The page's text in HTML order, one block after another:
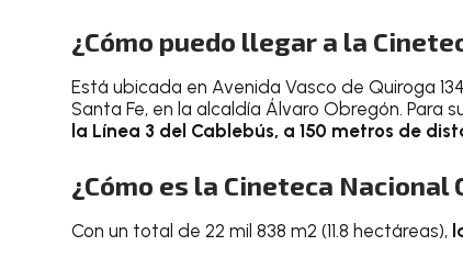
¿Cómo puedo llegar a la
Está ubicada en Avenida Vasco de Quiroga
Santa Fe, en la alcaldía Álvaro Obregón. Para
la Línea 3 del Cablebús, a 150 metros de
¿Cómo es la Cineteca Nacional
Con un total de 22 mil 838 m2 (11.8 hectáreas),